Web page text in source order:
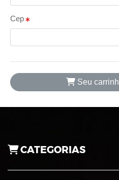
Cep
Seu
CATEGORIAS